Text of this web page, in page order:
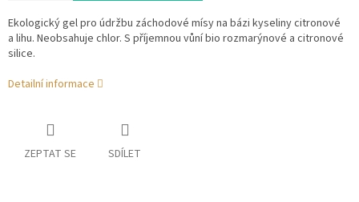
Ekologický gel pro údržbu záchodové mísy na bázi kyseliny citronové
a lihu. Neobsahuje chlor. S příjemnou vůní bio rozmarýnové a citronové
silice.
Detailní informace
ZEPTAT SE SDÍLET